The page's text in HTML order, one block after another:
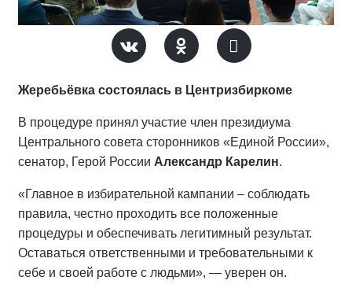
Жеребьёвка состоялась в Центризбиркоме
В процедуре принял участие член президиума
Центрального совета сторонников «Единой России»,
сенатор, Герой России Александр Карелин.
«Главное в избирательной кампании – соблюдать
правила, честно проходить все положенные
процедуры и обеспечивать легитимный результат.
Оставаться ответственными и требовательными к
себе и своей работе с людьми», — уверен он.